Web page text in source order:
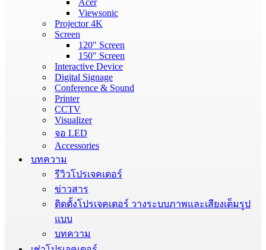
Viewsonic
Projector 4K
Screen
120″ Screen
150″ Screen
Interactive Device
Digital Signage
Conference & Sound
Printer
CCTV
Visualizer
จอ LED
Accessories
บทความ
รีวิวโปรเจคเตอร์
ข่าวสาร
ติดตั้งโปรเจคเตอร์ วางระบบภาพและเสียงเต็มรูป
แบบ
บทความ